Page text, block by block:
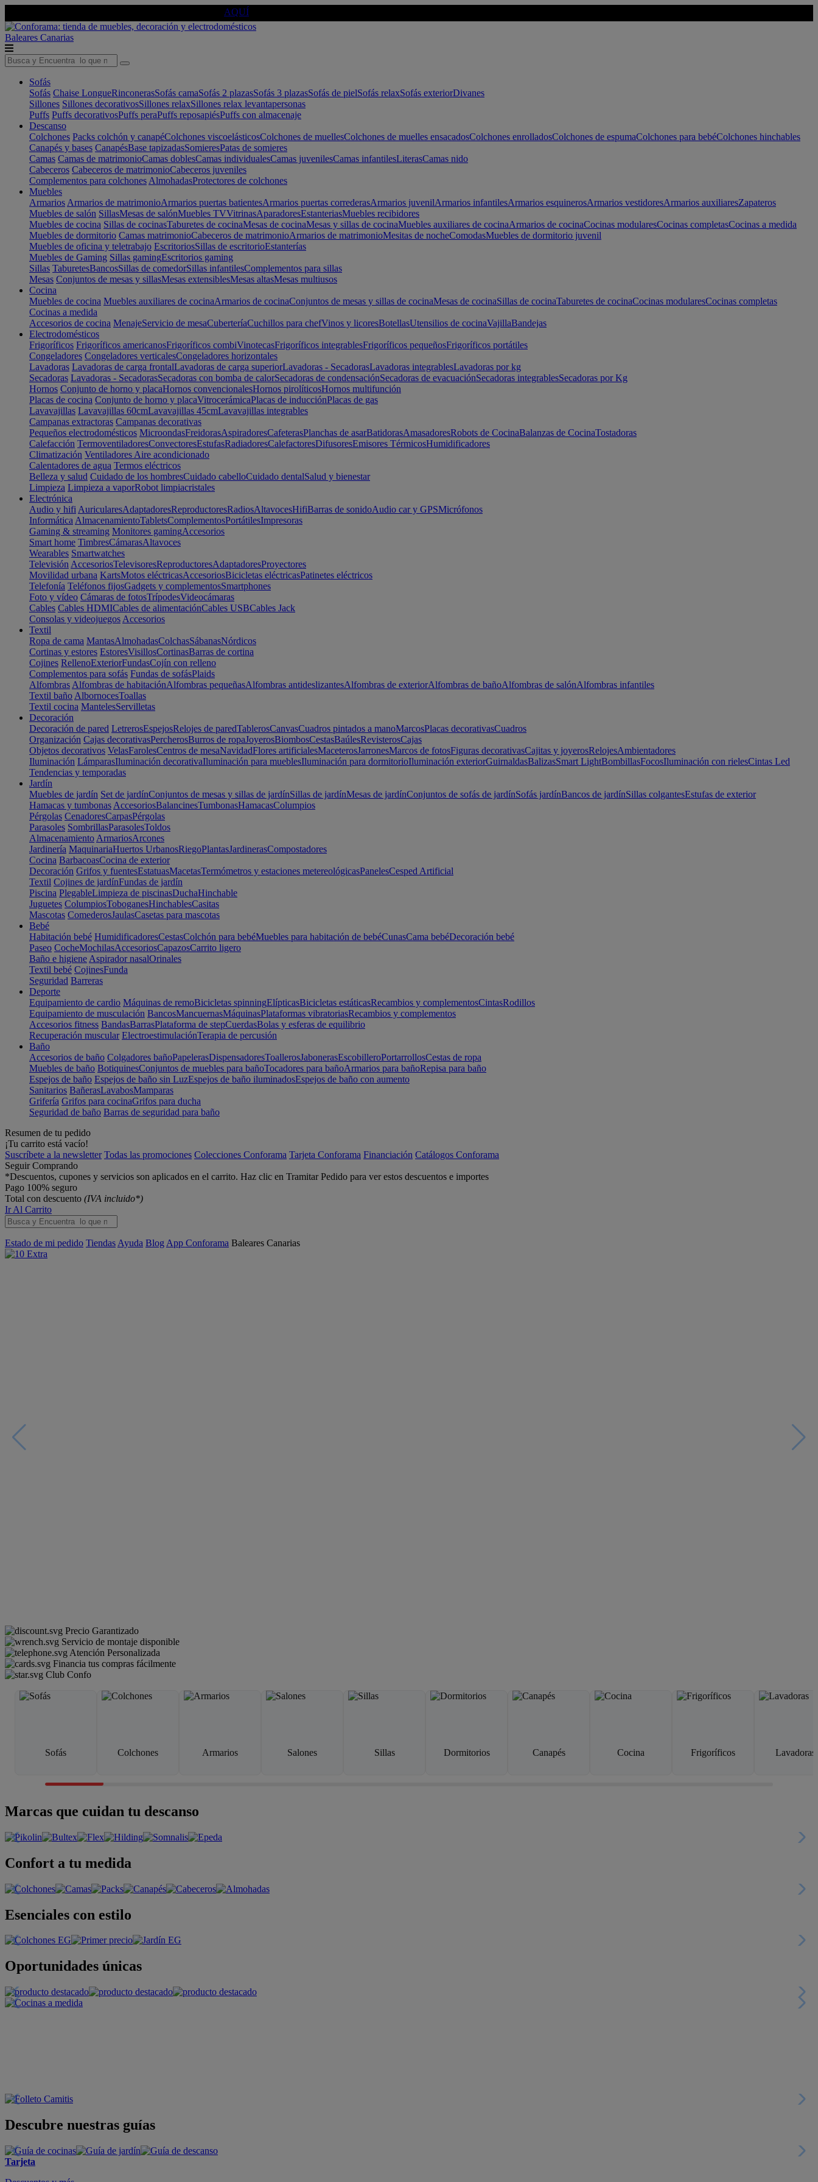
AQUÍ
Baleares Canarias
Sofás
Sofás Chaise LongueRinconerasSofás camaSofás 2 plazasSofás 3 plazasSofás de pielSofás relaxSofás exteriorDivanes
Sillones Sillones decorativosSillones relaxSillones relax levantapersonas
Puffs Puffs decorativosPuffs peraPuffs reposapiésPuffs con almacenaje
Descanso
Colchones Packs colchón y canapéColchones viscoelásticosColchones de muellesColchones de muelles ensacadosColchones enrolladosColchones de espumaColchones para bebéColchones hinchables
Canapés y bases CanapésBase tapizadasSomieresPatas de somieres
Camas Camas de matrimonioCamas doblesCamas individualesCamas juvenilesCamas infantilesLiterasCamas nido
Cabeceros Cabeceros de matrimonioCabeceros juveniles
Complementos para colchones AlmohadasProtectores de colchones
Muebles
Armarios Armarios de matrimonioArmarios puertas batientesArmarios puertas correderasArmarios juvenilArmarios infantilesArmarios esquinerosArmarios vestidoresArmarios auxiliaresZapateros
Muebles de salón SillasMesas de salónMuebles TVVitrinasAparadoresEstanteriasMuebles recibidores
Muebles de cocina Sillas de cocinasTaburetes de cocinaMesas de cocinaMesas y sillas de cocinaMuebles auxiliares de cocinaArmarios de cocinaCocinas modularesCocinas completasCocinas a medida
Muebles de dormitorio Camas matrimonioCabeceros de matrimonioArmarios de matrimonioMesitas de nocheComodasMuebles de dormitorio juvenil
Muebles de oficina y teletrabajo EscritoriosSillas de escritorioEstanterías
Muebles de Gaming Sillas gamingEscritorios gaming
Sillas TaburetesBancosSillas de comedorSillas infantilesComplementos para sillas
Mesas Conjuntos de mesas y sillasMesas extensiblesMesas altasMesas multiusos
Cocina
Muebles de cocina Muebles auxiliares de cocinaArmarios de cocinaConjuntos de mesas y sillas de cocinaMesas de cocinaSillas de cocinaTaburetes de cocinaCocinas modularesCocinas completas
Cocinas a medida
Accesorios de cocina MenajeServicio de mesaCuberteríaCuchillos para chefVinos y licoresBotellasUtensilios de cocinaVajillaBandejas
Electrodomésticos
Frigoríficos Frigoríficos americanosFrigoríficos combiVinotecasFrigoríficos integrablesFrigoríficos pequeñosFrigoríficos portátiles
Congeladores Congeladores verticalesCongeladores horizontales
Lavadoras Lavadoras de carga frontalLavadoras de carga superiorLavadoras - SecadorasLavadoras integrablesLavadoras por kg
Secadoras Lavadoras - SecadorasSecadoras con bomba de calorSecadoras de condensaciónSecadoras de evacuaciónSecadoras integrablesSecadoras por Kg
Hornos Conjunto de horno y placaHornos convencionalesHornos pirolíticosHornos multifunción
Placas de cocina Conjunto de horno y placaVitrocerámicaPlacas de inducciónPlacas de gas
Lavavajillas Lavavajillas 60cmLavavajillas 45cmLavavajillas integrables
Campanas extractoras Campanas decorativas
Pequeños electrodomésticos MicroondasFreidorasAspiradoresCafeterasPlanchas de asarBatidorasAmasadoresRobots de CocinaBalanzas de CocinaTostadoras
Calefacción TermoventiladoresConvectoresEstufasRadiadoresCalefactoresDifusoresEmisores TérmicosHumidificadores
Climatización Ventiladores Aire acondicionado
Calentadores de agua Termos eléctricos
Belleza y salud Cuidado de los hombresCuidado cabelloCuidado dentalSalud y bienestar
Limpieza Limpieza a vaporRobot limpiacristales
Electrónica
Audio y hifi AuricularesAdaptadoresReproductoresRadiosAltavocesHifiBarras de sonidoAudio car y GPSMicrófonos
Informática AlmacenamientoTabletsComplementosPortátilesImpresoras
Gaming & streaming Monitores gamingAccesorios
Smart home TimbresCámarasAltavoces
Wearables Smartwatches
Televisión AccesoriosTelevisoresReproductoresAdaptadoresProyectores
Movilidad urbana KartsMotos eléctricasAccesoriosBicicletas eléctricasPatinetes eléctricos
Telefonía Teléfonos fijosGadgets y complementosSmartphones
Foto y vídeo Cámaras de fotosTrípodesVideocámaras
Cables Cables HDMICables de alimentaciónCables USBCables Jack
Consolas y videojuegos Accesorios
Textil
Ropa de cama MantasAlmohadasColchasSábanasNórdicos
Cortinas y estores EstoresVisillosCortinasBarras de cortina
Cojines RellenoExteriorFundasCojín con relleno
Complementos para sofás Fundas de sofásPlaids
Alfombras Alfombras de habitaciónAlfombras pequeñasAlfombras antideslizantesAlfombras de exteriorAlfombras de bañoAlfombras de salónAlfombras infantiles
Textil baño AlbornocesToallas
Textil cocina MantelesServilletas
Decoración
Decoración de pared LetrerosEspejosRelojes de paredTablerosCanvasCuadros pintados a manoMarcosPlacas decorativasCuadros
Organización Cajas decorativasPercherosBurros de ropaJoyerosBiombosCestasBaúlesRevisterosCajas
Objetos decorativos VelasFarolesCentros de mesaNavidadFlores artificialesMaceterosJarronesMarcos de fotosFiguras decorativasCajitas y joyerosRelojesAmbientadores
Iluminación LámparasIluminación decorativaIluminación para mueblesIluminación para dormitorioIluminación exteriorGuirnaldasBalizasSmart LightBombillasFocosIluminación con rielesCintas Led
Tendencias y temporadas
Jardín
Muebles de jardín Set de jardínConjuntos de mesas y sillas de jardínSillas de jardínMesas de jardínConjuntos de sofás de jardínSofás jardínBancos de jardínSillas colgantesEstufas de exterior
Hamacas y tumbonas AccesoriosBalancinesTumbonasHamacasColumpios
Pérgolas CenadoresCarpasPérgolas
Parasoles SombrillasParasolesToldos
Almacenamiento ArmariosArcones
Jardinería MaquinariaHuertos UrbanosRiegoPlantasJardinerasCompostadores
Cocina BarbacoasCocina de exterior
Decoración Grifos y fuentesEstatuasMacetasTermómetros y estaciones metereológicasPanelesCesped Artificial
Textil Cojines de jardínFundas de jardín
Piscina PlegableLimpieza de piscinasDuchaHinchable
Juguetes ColumpiosToboganesHinchablesCasitas
Mascotas ComederosJaulasCasetas para mascotas
Bebé
Habitación bebé HumidificadoresCestasColchón para bebéMuebles para habitación de bebéCunasCama bebéDecoración bebé
Paseo CocheMochilasAccesoriosCapazosCarrito ligero
Baño e higiene Aspirador nasalOrinales
Textil bebé CojinesFunda
Seguridad Barreras
Deporte
Equipamiento de cardio Máquinas de remoBicicletas spinningElípticasBicicletas estáticasRecambios y complementosCintasRodillos
Equipamiento de musculación BancosMancuernasMáquinasPlataformas vibratoriasRecambios y complementos
Accesorios fitness BandasBarrasPlataforma de stepCuerdasBolas y esferas de equilibrio
Recuperación muscular ElectroestimulaciónTerapia de percusión
Baño
Accesorios de baño Colgadores bañoPapelerasDispensadoresToallerosJabonerasEscobilleroPortarrollosCestas de ropa
Muebles de baño BotiquinesConjuntos de muebles para bañoTocadores para bañoArmarios para bañoRepisa para baño
Espejos de baño Espejos de baño sin LuzEspejos de baño iluminadosEspejos de baño con aumento
Sanitarios BañerasLavabosMamparas
Grifería Grifos para cocinaGrifos para ducha
Seguridad de baño Barras de seguridad para baño
Resumen de tu pedido
¡Tu carrito está vacío!
Suscríbete a la newsletter Todas las promociones Colecciones Conforama Tarjeta Conforama Financiación Catálogos Conforama
Seguir Comprando
*Descuentos, cupones y servicios son aplicados en el carrito. Haz clic en Tramitar Pedido para ver estos descuentos e importes
Pago 100% seguro
Total con descuento (IVA incluido*)
Ir Al Carrito
Estado de mi pedido Tiendas Ayuda Blog App Conforama Baleares Canarias
Precio Garantizado
Servicio de montaje disponible
Atención Personalizada
Financia tus compras fácilmente
Club Confo
Sofás Colchones Armarios Salones Sillas Dormitorios Canapés Cocina Frigoríficos Lavadoras
Marcas que cuidan tu descanso
Confort a tu medida
Esenciales con estilo
Oportunidades únicas
Descubre nuestras guías
Tarjeta